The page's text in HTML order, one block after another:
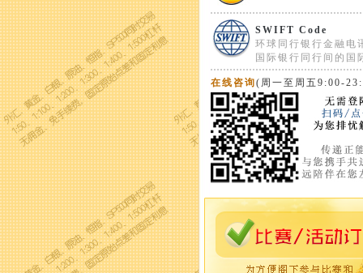
SWIFT Code
环球同行银行金融电
国际银行同行间的国
在线咨询(周一至周五9:00-